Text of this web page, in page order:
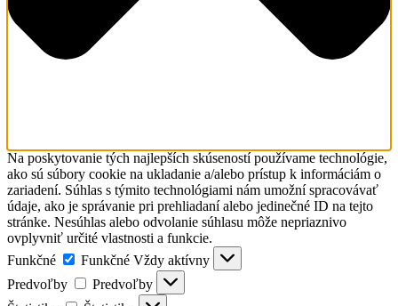
Na poskytovanie tých najlepších skúseností používame technológie,
ako sú súbory cookie na ukladanie a/alebo prístup k informáciám o
zariadení. Súhlas s týmito technológiami nám umožní spracovávať
údaje, ako je správanie pri prehliadaní alebo jedinečné ID na tejto
stránke. Nesúhlas alebo odvolanie súhlasu môže nepriaznivo
ovplyvniť určité vlastnosti a funkcie.
Funkčné
Funkčné Vždy aktívny
Predvoľby
Predvoľby